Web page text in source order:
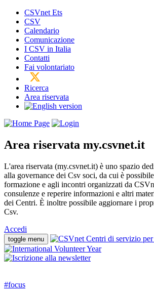
CSVnet Ets
CSV
Calendario
Comunicazione
I CSV in Italia
Contatti
Fai volontariato
Ricerca
Area riservata
Area riservata my.csvnet.it
L'area riservata (my.csvnet.it) è uno spazio
alla governance dei Csv soci, da cui è
formazione e agli incontri organizzati da
consulenze e reperire informazioni e altri
dei Centri. È inoltre possibile aggiornare i
Csv.
Accedi
toggle menu
#focus